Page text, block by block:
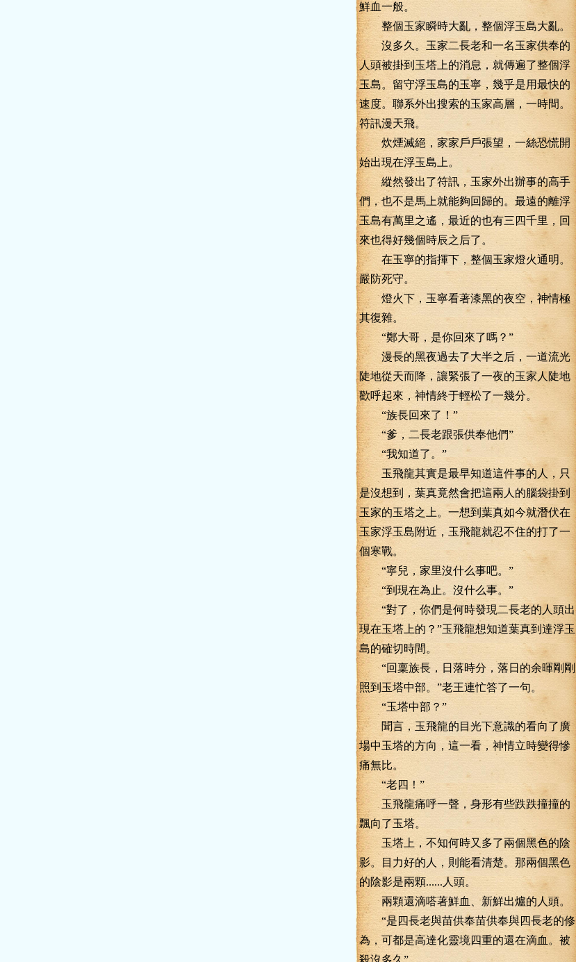
鮮血一般。
整個玉家瞬時大亂，整個浮玉島大亂。
沒多久。玉家二長老和一名玉家供奉的
人頭被掛到玉塔上的消息，就傳遍了整個浮
玉島。留守浮玉島的玉寧，幾乎是用最快的
速度。聯系外出搜索的玉家高層，一時間。
符訊漫天飛。
炊煙滅絕，家家戶戶張望，一絲恐慌開
始出現在浮玉島上。
縱然發出了符訊，玉家外出辦事的高手
們，也不是馬上就能夠回歸的。最遠的離浮
玉島有萬里之遙，最近的也有三四千里，回
來也得好幾個時辰之后了。
在玉寧的指揮下，整個玉家燈火通明。
嚴防死守。
燈火下，玉寧看著漆黑的夜空，神情極
其復雜。
“鄭大哥，是你回來了嗎？”
漫長的黑夜過去了大半之后，一道流光
陡地從天而降，讓緊張了一夜的玉家人陡地
歡呼起來，神情終于輕松了一幾分。
“族長回來了！”
“爹，二長老跟張供奉他們”
“我知道了。”
玉飛龍其實是最早知道這件事的人，只
是沒想到，葉真竟然會把這兩人的腦袋掛到
玉家的玉塔之上。一想到葉真如今就潛伏在
玉家浮玉島附近，玉飛龍就忍不住的打了一
個寒戰。
“寧兒，家里沒什么事吧。”
“到現在為止。沒什么事。”
“對了，你們是何時發現二長老的人頭出
現在玉塔上的？”玉飛龍想知道葉真到達浮玉
島的確切時間。
“回稟族長，日落時分，落日的余暉剛剛
照到玉塔中部。”老王連忙答了一句。
“玉塔中部？”
聞言，玉飛龍的目光下意識的看向了廣
場中玉塔的方向，這一看，神情立時變得慘
痛無比。
“老四！”
玉飛龍痛呼一聲，身形有些跌跌撞撞的
飄向了玉塔。
玉塔上，不知何時又多了兩個黑色的陰
影。目力好的人，則能看清楚。那兩個黑色
的陰影是兩顆......人頭。
兩顆還滴嗒著鮮血、新鮮出爐的人頭。
“是四長老與苗供奉苗供奉與四長老的修
為，可都是高達化靈境四重的還在滴血。被
殺沒多久”